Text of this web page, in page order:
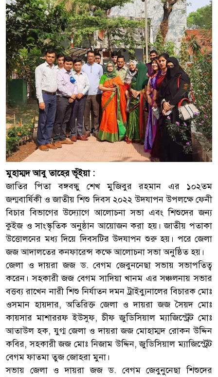
মুহাম্মদ আবু তাহের ভূঁইয়া :
জাতির পিতা বঙ্গবন্ধু শেখ মুজিবুর রহমান এর ১০২তম
জন্মবার্ষিকী ও জাতীয় শিশু দিবস ২০২২ উদযাপন উপলক্ষে ফেনী
বিচার বিভাগের উদ্যোগে আলোচনা সভা এবং শিশুদের জন্য
কুইজ ও সাংস্কৃতিক অনুষ্ঠান আয়োজন করা হয়। জাতীয় পতাকা
উত্তোলনের মধ্য দিয়ে দিবসটির উদযাপন শুরু হয়। পরে জেলা
জজ আদালতের কনফারেন্স কক্ষে আলোচনা সভা অনুষ্ঠিত হয়।
জেলা ও দায়রা জজ ড. বেগম জেবুননেছা সভায় সভাপতিত্ব
করেন। সহকারী জজ বেগম সাদিয়া খানম এর সঞ্চলনায় সভার
বত্তব্য রাখেন নারী শিশু নির্যাতন দমন ট্রাইব্যুনালের বিচারক মোঃ
ওসমান হায়দার, অতিরিক্ত জেলা ও দায়রা জজ সৈয়দ মোঃ
কায়সার মাশাররফ ইউসুফ, চীফ জুডিসিয়াল ম্যাজিস্ট্রেট মোঃ
আতাউল হক, যুগ্ম জেলা ও দায়রা জজ মোহাম্মদ রোকন উদ্দিন
কবির, সহকারী জজ মোঃ নিজাম উদ্দিন, জুডিসিয়াল ম্যাজিস্ট্রেট
বেগম ফাতমা তুজ জোহরা মুনা।
সভায় জেলা ও দায়রা জজ ড. বেগম জেবুনুনেছা শিশুদের